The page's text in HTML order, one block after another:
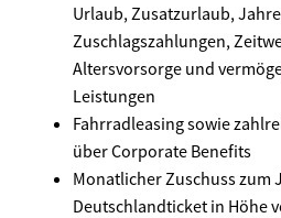
Urlaub, Zusatzurlaub,
Zuschlagszahlungen,
Altersvorsorge und
Leistungen
Fahrradleasing sowie
über Corporate Benefits
Monatlicher Zuschuss zum
Deutschlandticket in Höhe